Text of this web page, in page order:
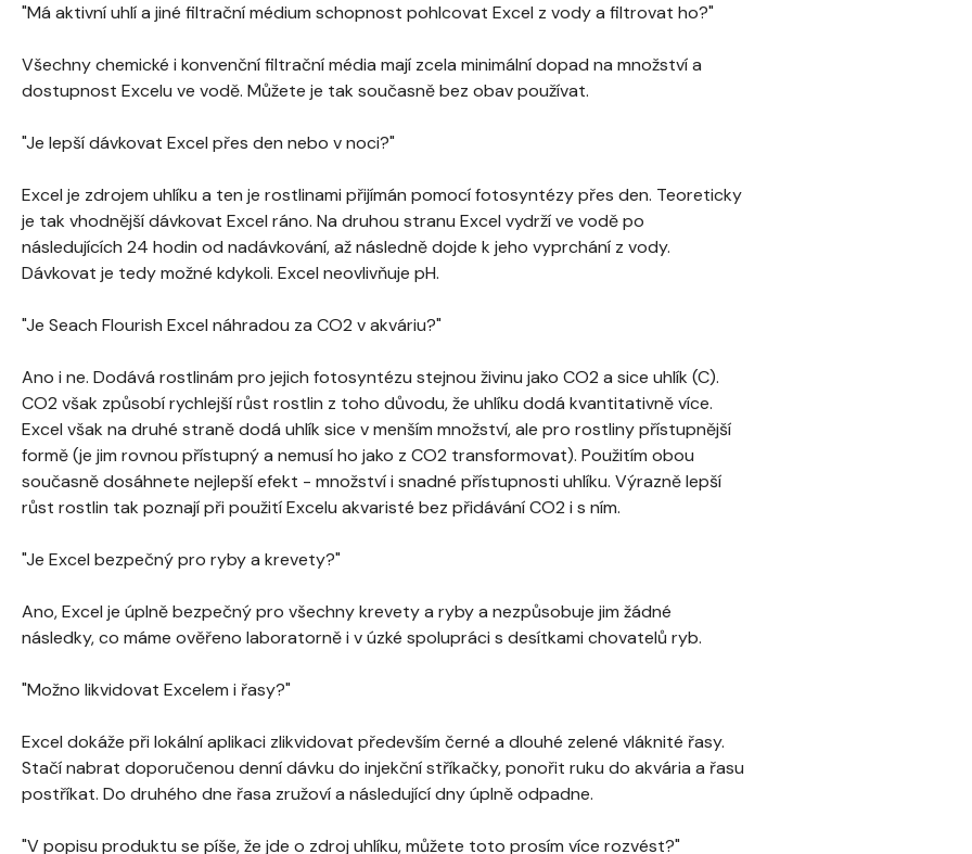
"Má aktivní uhlí a jiné filtrační médium schopnost pohlcovat Excel z vody a filtrovat ho?"
Všechny chemické i konvenční filtrační média mají zcela minimální dopad na množství a
dostupnost Excelu ve vodě. Můžete je tak současně bez obav používat.
"Je lepší dávkovat Excel přes den nebo v noci?"
Excel je zdrojem uhlíku a ten je rostlinami přijímán pomocí fotosyntézy přes den. Teoreticky
je tak vhodnější dávkovat Excel ráno. Na druhou stranu Excel vydrží ve vodě po
následujících 24 hodin od nadávkování, až následně dojde k jeho vyprchání z vody.
Dávkovat je tedy možné kdykoli. Excel neovlivňuje pH.
"Je Seach Flourish Excel náhradou za CO2 v akváriu?"
Ano i ne. Dodává rostlinám pro jejich fotosyntézu stejnou živinu jako CO2 a sice uhlík (C).
CO2 však způsobí rychlejší růst rostlin z toho důvodu, že uhlíku dodá kvantitativně více.
Excel však na druhé straně dodá uhlík sice v menším množství, ale pro rostliny přístupnější
formě (je jim rovnou přístupný a nemusí ho jako z CO2 transformovat). Použitím obou
současně dosáhnete nejlepší efekt - množství i snadné přístupnosti uhlíku. Výrazně lepší
růst rostlin tak poznají při použití Excelu akvaristé bez přidávání CO2 i s ním.
"Je Excel bezpečný pro ryby a krevety?"
Ano, Excel je úplně bezpečný pro všechny krevety a ryby a nezpůsobuje jim žádné
následky, co máme ověřeno laboratorně i v úzké spolupráci s desítkami chovatelů ryb.
"Možno likvidovat Excelem i řasy?"
Excel dokáže při lokální aplikaci zlikvidovat především černé a dlouhé zelené vláknité řasy.
Stačí nabrat doporučenou denní dávku do injekční stříkačky, ponořit ruku do akvária a řasu
postříkat. Do druhého dne řasa zružoví a následující dny úplně odpadne.
"V popisu produktu se píše, že jde o zdroj uhlíku, můžete toto prosím více rozvést?"